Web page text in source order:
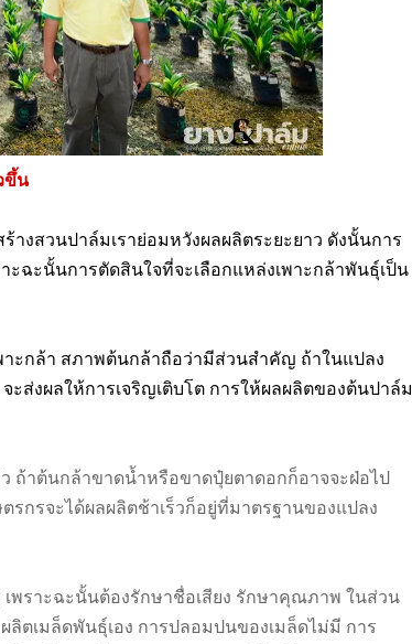
ขึ้น
างสวนปาล์มเราย่อมหวังผลผลิตระยะยาว ดังนั้นการ
ะฉะนั้นการตัดสินใจที่จะเลือกแหล่งเพาะกล้าพันธุ์เป็น
าะกล้า สภาพต้นกล้าถือว่ามีส่วนสำคัญ ถ้าในแปลง
จะส่งผลให้การเจริญเติบโต การให้ผลผลิตของต้นปาล์ม
ถ้าต้นกล้าขาดน้ำหรือขาดปุ๋ยตาดอกก็อาจจะฝ่อไป
รกรจะได้ผลผลิตช้าเร็วก็อยู่ที่มาตรฐานของแปลง
พราะฉะนั้นต้องรักษาชื่อเสียง รักษาคุณภาพ ในส่วน
ตเมล็ดพันธุ์เอง การปลอมปนของเมล็ดไม่มี การ